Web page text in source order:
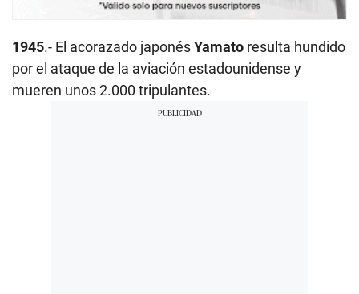
1945.- El acorazado japonésYamato resulta hundido
por el ataque de la aviación estadounidense y
mueren unos 2.000 tripulantes.